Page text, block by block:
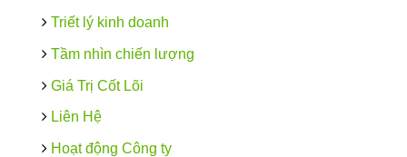
Triết lý kinh doanh
Tầm nhìn chiến lượng
Giá Trị Cốt Lõi
Liên Hệ
Hoạt động Công ty